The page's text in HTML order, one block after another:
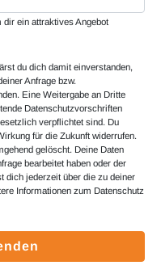
dir ein attraktives Angebot
du dich damit einverstanden,
Anfrage bzw.
Eine Weitergabe an Dritte
Datenschutzvorschriften
verpflichtet sind. Du
für die Zukunft widerrufen.
gelöscht. Deine Daten
bearbeitet haben oder der
dich jederzeit über die zu deiner
Informationen zum Datenschutz